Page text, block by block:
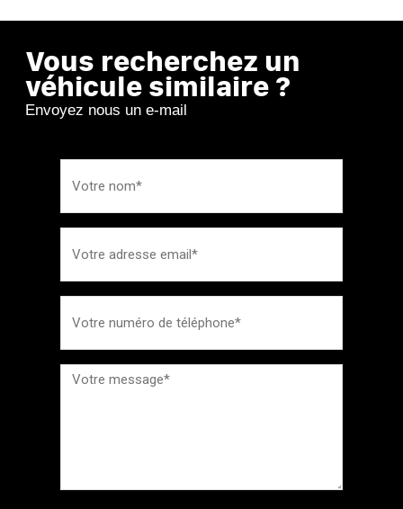
Vous recherchez un
véhicule similaire ?
Envoyez nous un e-mail